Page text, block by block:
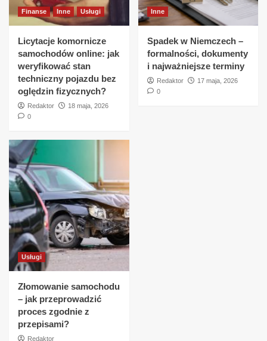
Finanse Inne Usługi
Licytacje komornicze
samochodów online: jak
weryfikować stan
techniczny pojazdu bez
oględzin fizycznych?
Redaktor
18 maja, 2026
0
Inne
Spadek w Niemczech –
formalności, dokumenty
i najważniejsze terminy
Redaktor
17 maja, 2026
0
Usługi
Złomowanie samochodu
– jak przeprowadzić
proces zgodnie z
przepisami?
Redaktor